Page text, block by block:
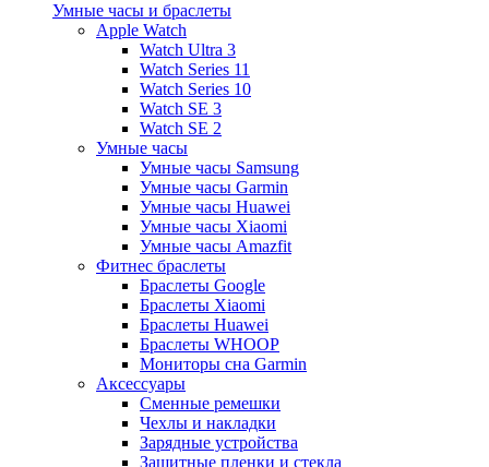
Умные часы и браслеты
Apple Watch
Watch Ultra 3
Watch Series 11
Watch Series 10
Watch SE 3
Watch SE 2
Умные часы
Умные часы Samsung
Умные часы Garmin
Умные часы Huawei
Умные часы Xiaomi
Умные часы Amazfit
Фитнес браслеты
Браслеты Google
Браслеты Xiaomi
Браслеты Huawei
Браслеты WHOOP
Мониторы сна Garmin
Аксессуары
Сменные ремешки
Чехлы и накладки
Зарядные устройства
Защитные пленки и стекла